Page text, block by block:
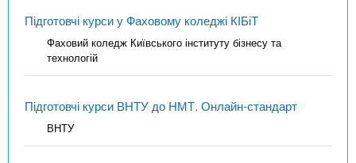
Підготовчі курси у Фаховому коледжі КІБіТ
Фаховий коледж Київського інституту бізнесу та
технологій
Підготовчі курси ВНТУ до НМТ. Онлайн-стандарт
ВНТУ